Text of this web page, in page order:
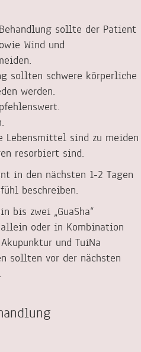
Behandlung sollte der Patient
Wind und
sollten schwere körperliche
werden.
Lebensmittel sind zu meiden
resorbiert sind.
in den nächsten 1-2 Tagen
beschreiben.
bis zwei „GuaSha“
oder in Kombination
und TuiNa
sollten vor der nächsten